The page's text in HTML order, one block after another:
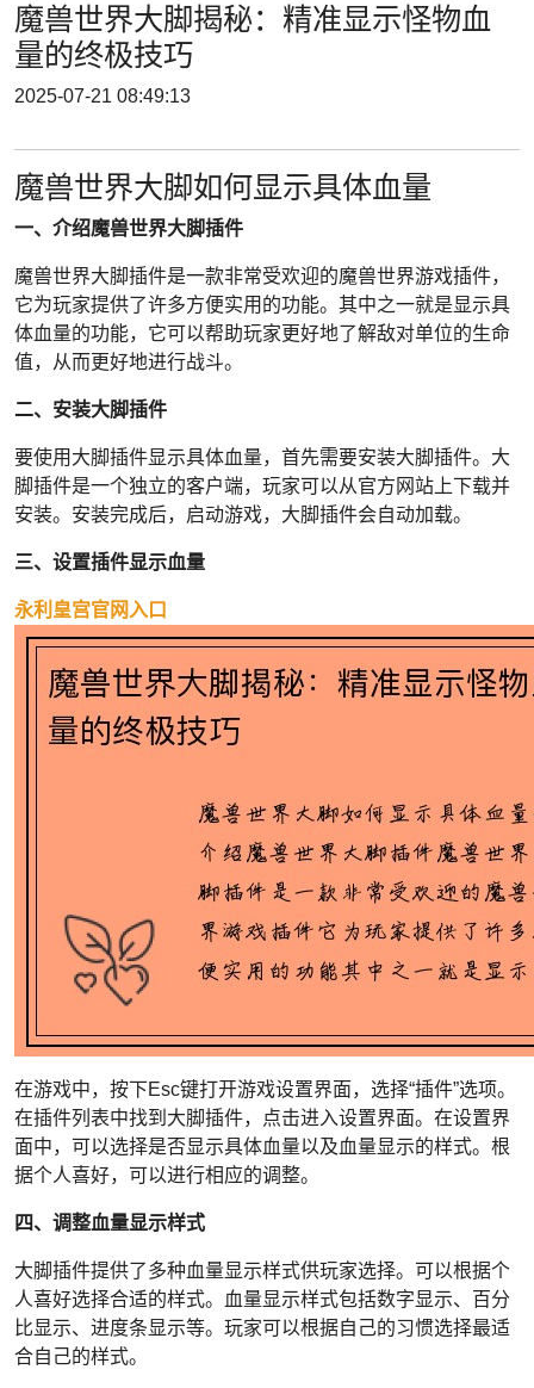
魔兽世界大脚揭秘：精准显示怪物血
量的终极技巧
2025-07-21 08:49:13
魔兽世界大脚如何显示具体血量
一、介绍魔兽世界大脚插件
魔兽世界大脚插件是一款非常受欢迎的魔兽世界游戏插件，
它为玩家提供了许多方便实用的功能。其中之一就是显示具
体血量的功能，它可以帮助玩家更好地了解敌对单位的生命
值，从而更好地进行战斗。
二、安装大脚插件
要使用大脚插件显示具体血量，首先需要安装大脚插件。大
脚插件是一个独立的客户端，玩家可以从官方网站上下载并
安装。安装完成后，启动游戏，大脚插件会自动加载。
三、设置插件显示血量
永利皇宫官网入口
在游戏中，按下Esc键打开游戏设置界面，选择“插件”选项。
在插件列表中找到大脚插件，点击进入设置界面。在设置界
面中，可以选择是否显示具体血量以及血量显示的样式。根
据个人喜好，可以进行相应的调整。
四、调整血量显示样式
大脚插件提供了多种血量显示样式供玩家选择。可以根据个
人喜好选择合适的样式。血量显示样式包括数字显示、百分
比显示、进度条显示等。玩家可以根据自己的习惯选择最适
合自己的样式。